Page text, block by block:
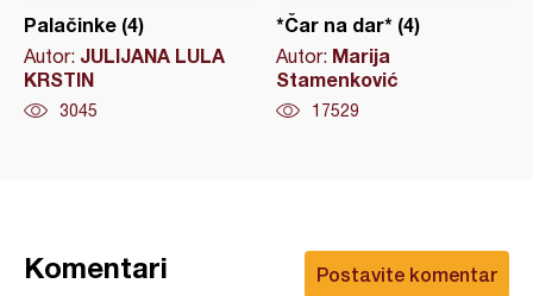
Palačinke (4)
Autor: JULIJANA LULA
KRSTIN
3045
*Čar na dar* (4)
Autor: Marija
Stamenković
17529
Postavite komentar
Komentari